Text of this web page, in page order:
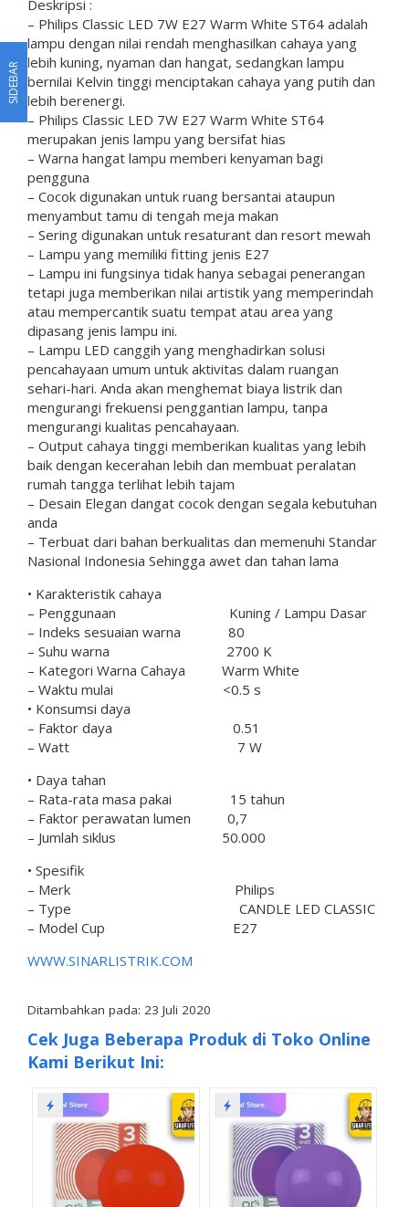
Deskripsi :
– Philips Classic LED 7W E27 Warm White ST64 adalah
lampu dengan nilai rendah menghasilkan cahaya yang
lebih kuning, nyaman dan hangat, sedangkan lampu
bernilai Kelvin tinggi menciptakan cahaya yang putih dan
lebih berenergi.
– Philips Classic LED 7W E27 Warm White ST64
merupakan jenis lampu yang bersifat hias
– Warna hangat lampu memberi kenyaman bagi
pengguna
– Cocok digunakan untuk ruang bersantai ataupun
menyambut tamu di tengah meja makan
– Sering digunakan untuk resaturant dan resort mewah
– Lampu yang memiliki fitting jenis E27
– Lampu ini fungsinya tidak hanya sebagai penerangan
tetapi juga memberikan nilai artistik yang memperindah
atau mempercantik suatu tempat atau area yang
dipasang jenis lampu ini.
– Lampu LED canggih yang menghadirkan solusi
pencahayaan umum untuk aktivitas dalam ruangan
sehari-hari. Anda akan menghemat biaya listrik dan
mengurangi frekuensi penggantian lampu, tanpa
mengurangi kualitas pencahayaan.
– Output cahaya tinggi memberikan kualitas yang lebih
baik dengan kecerahan lebih dan membuat peralatan
rumah tangga terlihat lebih tajam
– Desain Elegan dangat cocok dengan segala kebutuhan
anda
– Terbuat dari bahan berkualitas dan memenuhi Standar
Nasional Indonesia Sehingga awet dan tahan lama
• Karakteristik cahaya
– Penggunaan Kuning / Lampu Dasar
– Indeks sesuaian warna 80
– Suhu warna 2700 K
– Kategori Warna Cahaya Warm White
– Waktu mulai <0.5 s
• Konsumsi daya
– Faktor daya 0.51
– Watt 7 W
• Daya tahan
– Rata-rata masa pakai 15 tahun
– Faktor perawatan lumen 0,7
– Jumlah siklus 50.000
• Spesifik
– Merk Philips
– Type CANDLE LED CLASSIC
– Model Cup E27
WWW.SINARLISTRIK.COM
Ditambahkan pada: 23 Juli 2020
Cek Juga Beberapa Produk di Toko Online
Kami Berikut Ini:
SIDEBAR